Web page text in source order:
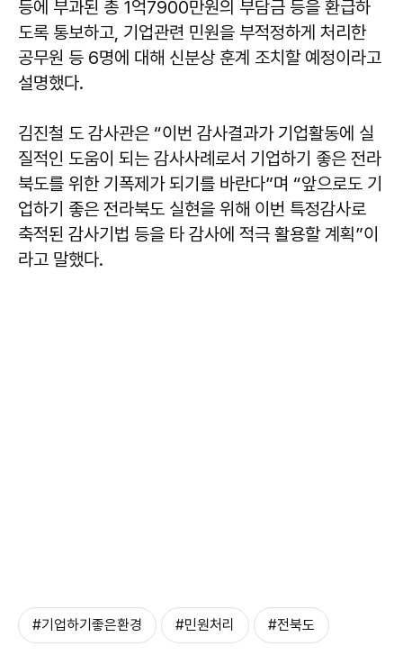
등에 부과된 총 1억7900만원의 부담금 등을 환급하
도록 통보하고, 기업관련 민원을 부적정하게 처리한
공무원 등 6명에 대해 신분상 훈계 조치할 예정이라고
설명했다.
김진철 도 감사관은 “이번 감사결과가 기업활동에 실
질적인 도움이 되는 감사사례로서 기업하기 좋은 전라
북도를 위한 기폭제가 되기를 바란다”며 “앞으로도 기
업하기 좋은 전라북도 실현을 위해 이번 특정감사로
축적된 감사기법 등을 타 감사에 적극 활용할 계획”이
라고 말했다.
#기업하기좋은환경 #민원처리 #전북도